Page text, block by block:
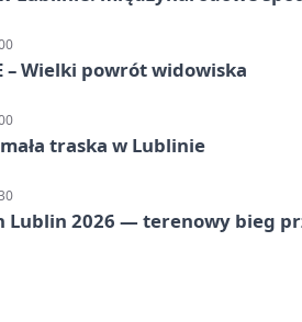
– Wielki powrót widowiska
traska w Lublinie
Lublin 2026 — terenowy bieg